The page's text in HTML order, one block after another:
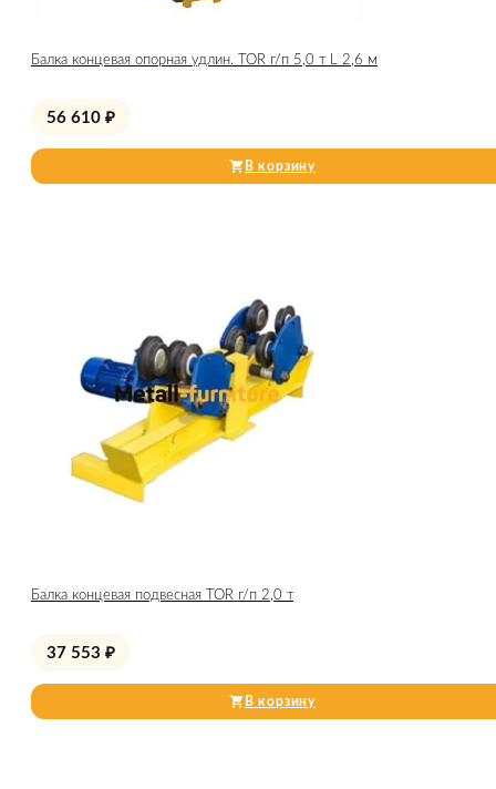
Балка концевая опорная удлин. TOR г/п 5,0 т L 2,6 м
56 610 ₽
В корзину
Балка концевая подвесная TOR г/п 2,0 т
37 553 ₽
В корзину